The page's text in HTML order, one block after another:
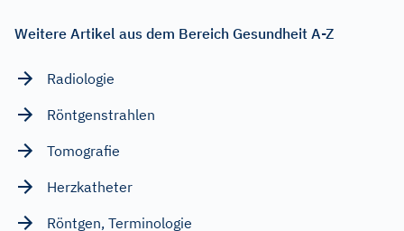
Weitere Artikel aus dem Bereich Gesundheit A-Z
Radiologie
Röntgenstrahlen
Tomografie
Herzkatheter
Röntgen, Terminologie